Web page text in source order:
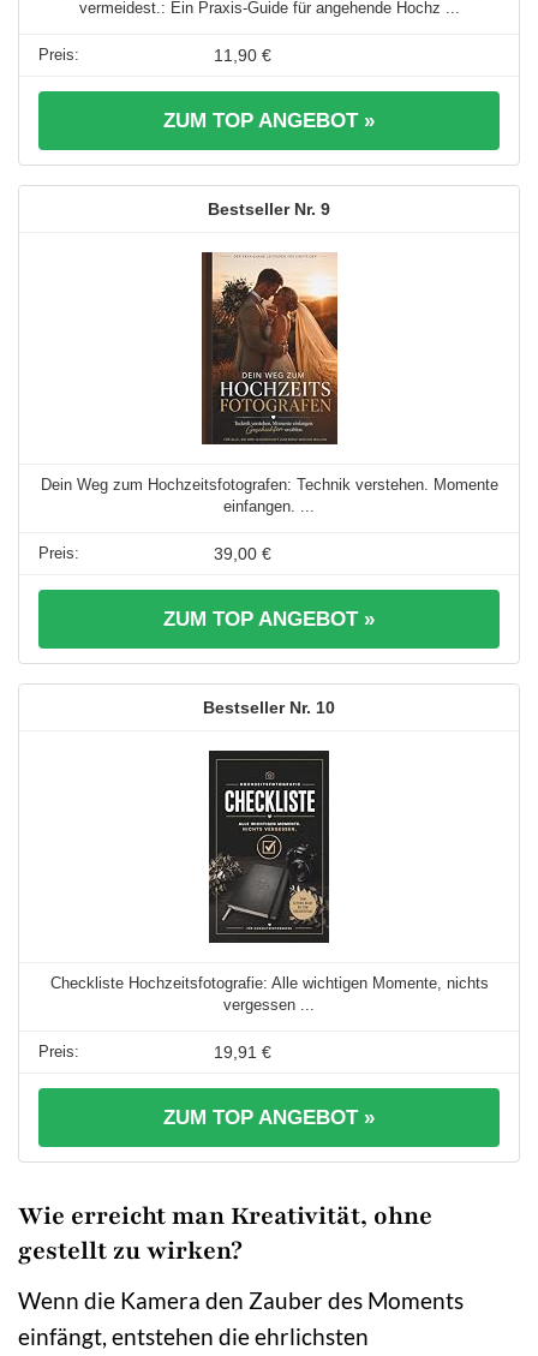
vermeidest.: Ein Praxis-Guide für angehende Hochz ...
11,90 €
ZUM TOP ANGEBOT »
9
Dein Weg zum Hochzeitsfotografen: Technik verstehen. Momente
einfangen. ...
39,00 €
ZUM TOP ANGEBOT »
10
Checkliste Hochzeitsfotografie: Alle wichtigen Momente, nichts
vergessen ...
19,91 €
ZUM TOP ANGEBOT »
Wie erreicht man Kreativität, ohne
gestellt zu wirken?
Wenn die Kamera den Zauber des Moments
einfängt, entstehen die ehrlichsten